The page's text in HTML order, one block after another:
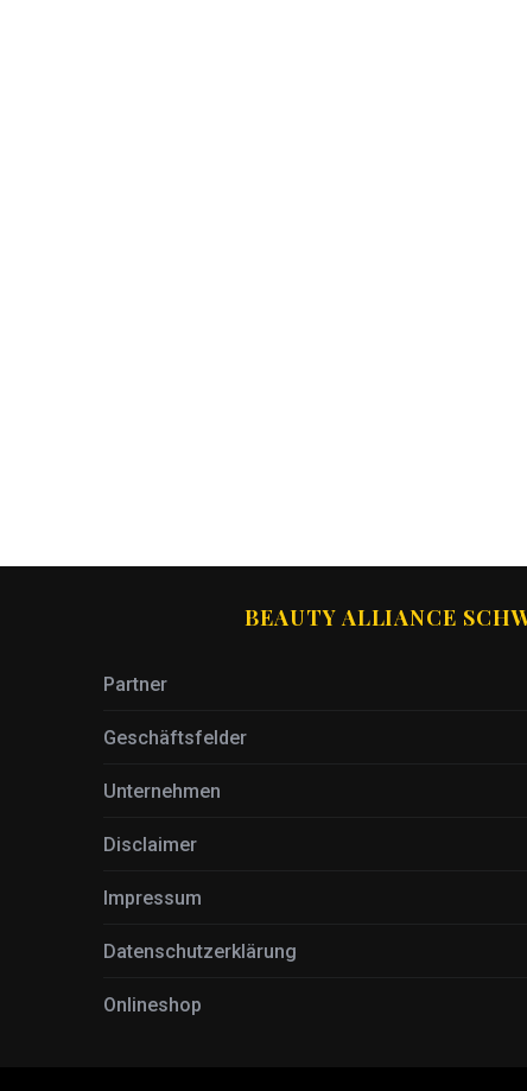
BEAUTY ALLIANCE
Partner
Geschäftsfelder
Unternehmen
Disclaimer
Impressum
Datenschutzerklärung
Onlineshop